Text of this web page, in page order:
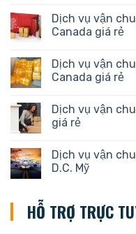
Dịch vụ vận
Canada giá rẻ
Dịch vụ vận
Canada giá rẻ
Dịch vụ vận
giá rẻ
Dịch vụ vận
D.C. Mỹ
HỖ TRỢ TRỰC